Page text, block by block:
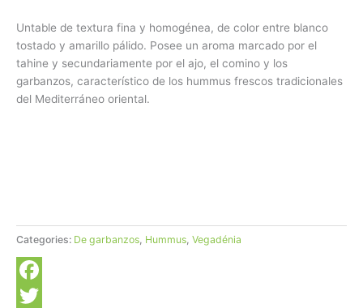
Untable de textura fina y homogénea, de color entre blanco
tostado y amarillo pálido. Posee un aroma marcado por el
tahine y secundariamente por el ajo, el comino y los
garbanzos, característico de los hummus frescos tradicionales
del Mediterráneo oriental.
Categories: De garbanzos Hummus Vegadénia
Facebook